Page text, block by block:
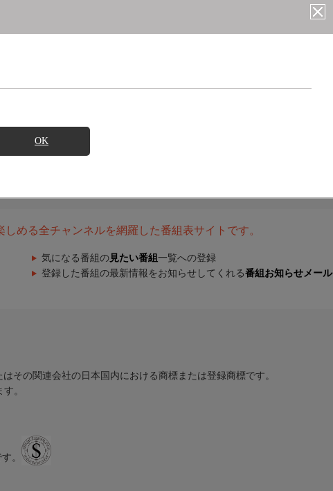
OK
める全チャンネルを網羅した番組表サイトです。
気になる番組の 見たい番組 一覧への登録
登録した番組の最新情報をお知らせしてくれる番組お知らせメール
その関連会社の日本国内における商標または登録商標です。
。
。